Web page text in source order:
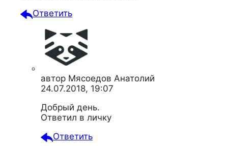
Ответить
автор Мясоедов Анатолий
24.07.2018, 19:07
Добрый день.
Ответил в личку
Ответить